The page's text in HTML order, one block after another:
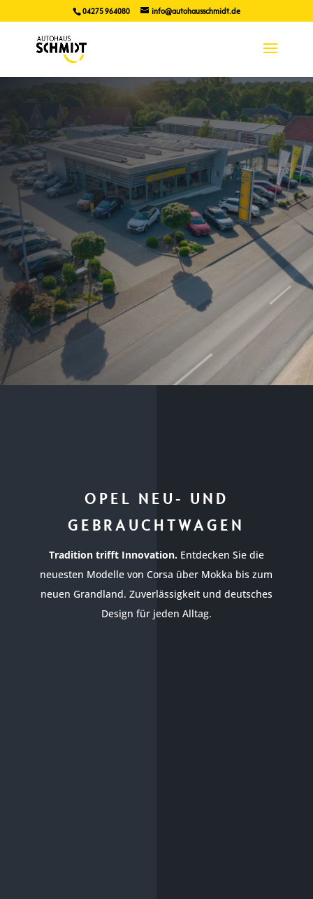
04275 964080 info@autohausschmidt.de
OPEL NEU- UND
GEBRAUCHTWAGEN
Tradition trifft Innovation.Entdecken Sie die
neuesten Modelle von Corsa über Mokka bis zum
neuen Grandland. Zuverlässigkeit und deutsches
Design für jeden Alltag.